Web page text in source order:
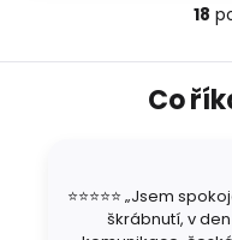
pracovní porady na18
Co
⭐⭐⭐⭐⭐ „Jsem
škrábnutí, v